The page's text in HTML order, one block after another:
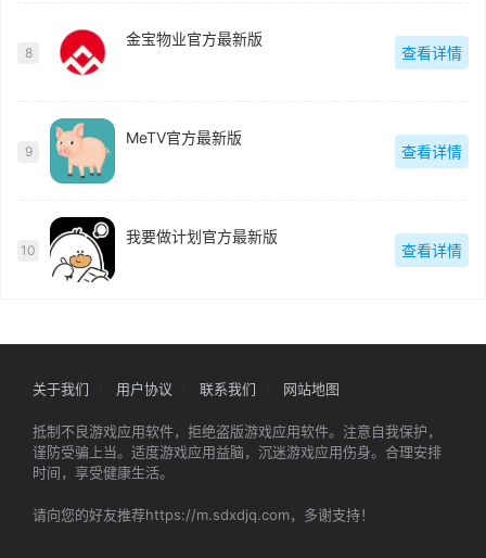
8
金宝物业官方最新版
查看详情
9
MeTV官方最新版
查看详情
10
我要做计划官方最新版
查看详情
关于我们 用户协议 联系我们 网站地图
抵制不良游戏应用软件，拒绝盗版游戏应用软件。注意自我保护，
谨防受骗上当。适度游戏应用益脑，沉迷游戏应用伤身。合理安排
时间，享受健康生活。
请向您的好友推荐https://m.sdxdjq.com，多谢支持！